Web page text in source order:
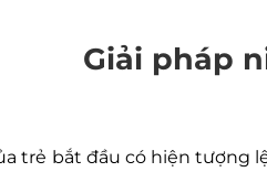
Giải pháp
trẻ bắt đầu có hiện tượng